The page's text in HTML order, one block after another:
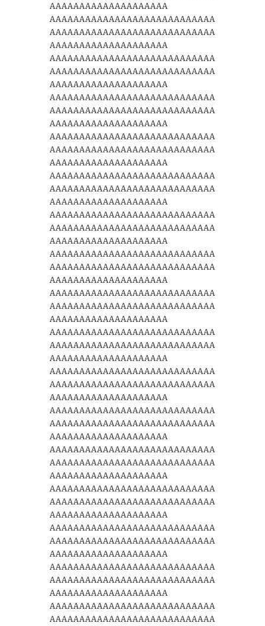
AAAAAAAAAAAAAAAAAAAA
AAAAAAAAAAAAAAAAAAAAAAAAAAAA
AAAAAAAAAAAAAAAAAAAAAAAAAAAA
AAAAAAAAAAAAAAAAAAAA
AAAAAAAAAAAAAAAAAAAAAAAAAAAA
AAAAAAAAAAAAAAAAAAAAAAAAAAAA
AAAAAAAAAAAAAAAAAAAA
AAAAAAAAAAAAAAAAAAAAAAAAAAAA
AAAAAAAAAAAAAAAAAAAAAAAAAAAA
AAAAAAAAAAAAAAAAAAAA
AAAAAAAAAAAAAAAAAAAAAAAAAAAA
AAAAAAAAAAAAAAAAAAAAAAAAAAAA
AAAAAAAAAAAAAAAAAAAA
AAAAAAAAAAAAAAAAAAAAAAAAAAAA
AAAAAAAAAAAAAAAAAAAAAAAAAAAA
AAAAAAAAAAAAAAAAAAAA
AAAAAAAAAAAAAAAAAAAAAAAAAAAA
AAAAAAAAAAAAAAAAAAAAAAAAAAAA
AAAAAAAAAAAAAAAAAAAA
AAAAAAAAAAAAAAAAAAAAAAAAAAAA
AAAAAAAAAAAAAAAAAAAAAAAAAAAA
AAAAAAAAAAAAAAAAAAAA
AAAAAAAAAAAAAAAAAAAAAAAAAAAA
AAAAAAAAAAAAAAAAAAAAAAAAAAAA
AAAAAAAAAAAAAAAAAAAA
AAAAAAAAAAAAAAAAAAAAAAAAAAAA
AAAAAAAAAAAAAAAAAAAAAAAAAAAA
AAAAAAAAAAAAAAAAAAAA
AAAAAAAAAAAAAAAAAAAAAAAAAAAA
AAAAAAAAAAAAAAAAAAAAAAAAAAAA
AAAAAAAAAAAAAAAAAAAA
AAAAAAAAAAAAAAAAAAAAAAAAAAAA
AAAAAAAAAAAAAAAAAAAAAAAAAAAA
AAAAAAAAAAAAAAAAAAAA
AAAAAAAAAAAAAAAAAAAAAAAAAAAA
AAAAAAAAAAAAAAAAAAAAAAAAAAAA
AAAAAAAAAAAAAAAAAAAA
AAAAAAAAAAAAAAAAAAAAAAAAAAAA
AAAAAAAAAAAAAAAAAAAAAAAAAAAA
AAAAAAAAAAAAAAAAAAAA
AAAAAAAAAAAAAAAAAAAAAAAAAAAA
AAAAAAAAAAAAAAAAAAAAAAAAAAAA
AAAAAAAAAAAAAAAAAAAA
AAAAAAAAAAAAAAAAAAAAAAAAAAAA
AAAAAAAAAAAAAAAAAAAAAAAAAAAA
AAAAAAAAAAAAAAAAAAAA
AAAAAAAAAAAAAAAAAAAAAAAAAAAA
AAAAAAAAAAAAAAAAAAAAAAAAAAAA